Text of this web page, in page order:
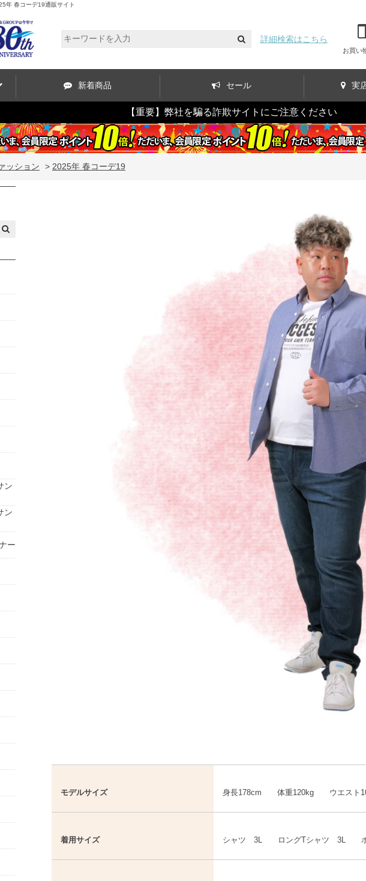
年 春コーデ19通販サイト
詳細検索はこちら
お買い
新着商品 セール 実
【重要】弊社を騙る詐欺サイトにご注意ください
ッション > 2025年 春コーデ19
ン
ン
ー
モデルサイズ 身長178cm 体重120kg ウエスト
着用サイズ シャツ 3L ロングTシャツ 3L